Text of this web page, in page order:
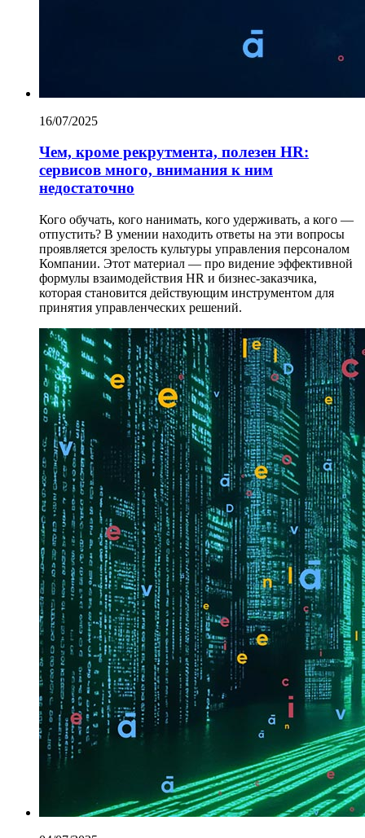
16/07/2025
Чем, кроме рекрутмента, полезен HR:
сервисов много, внимания к ним
недостаточно
Кого обучать, кого нанимать, кого удерживать, а кого —
отпустить? В умении находить ответы на эти вопросы
проявляется зрелость культуры управления персоналом
Компании. Этот материал — про видение эффективной
формулы взаимодействия HR и бизнес-заказчика,
которая становится действующим инструментом для
принятия управленческих решений.